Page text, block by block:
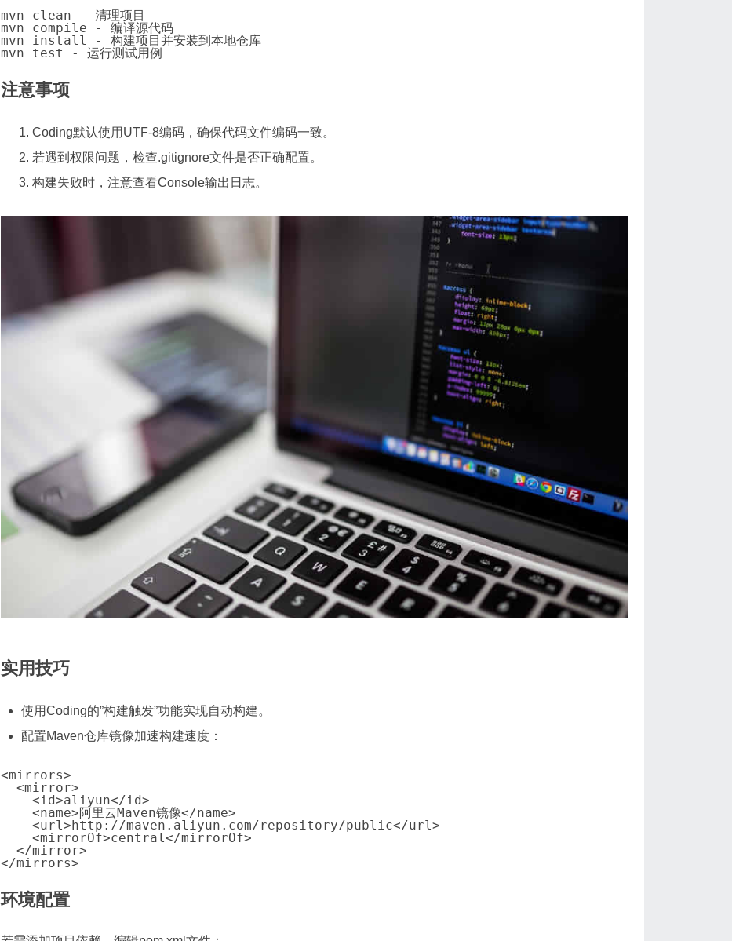
mvn clean - 清理项目
mvn compile - 编译源代码
mvn install - 构建项目并安装到本地仓库
mvn test - 运行测试用例
注意事项
Coding默认使用UTF-8编码，确保代码文件编码一致。
若遇到权限问题，检查.gitignore文件是否正确配置。
构建失败时，注意查看Console输出日志。
实用技巧
使用Coding的”构建触发”功能实现自动构建。
配置Maven仓库镜像加速构建速度：
<mirrors>
  <mirror>
    <id>aliyun</id>
    <name>阿里云Maven镜像</name>
    <url>http://maven.aliyun.com/repository/public</url>
    <mirrorOf>central</mirrorOf>
  </mirror>
</mirrors>
环境配置